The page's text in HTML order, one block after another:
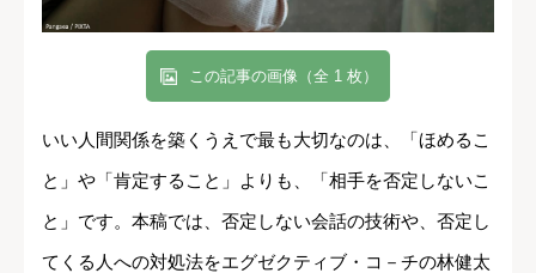
この記事の画像（全 1 枚）
いい人間関係を築くうえで最も大切なのは、「ほめるこ
と」や「肯定すること」よりも、「相手を否定しないこ
と」です。本稿では、否定しない会話の技術や、否定し
てくる人への対処法をエグゼクティブ・コ－チの林健太